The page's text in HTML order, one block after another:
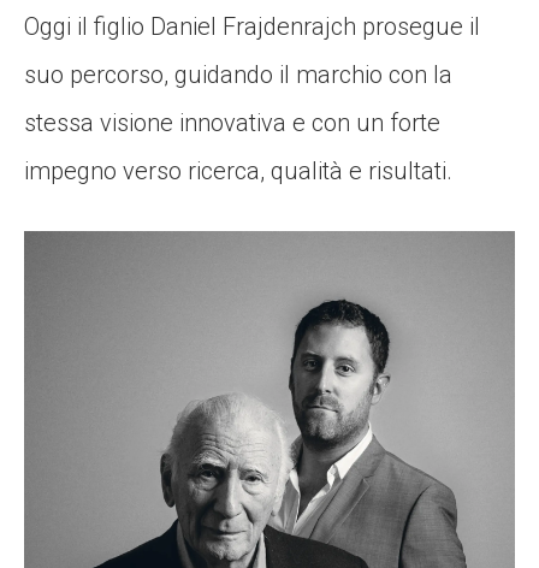
Oggi il figlio Daniel Frajdenrajch prosegue il
suo percorso, guidando il marchio con la
stessa visione innovativa e con un forte
impegno verso ricerca, qualità e risultati.